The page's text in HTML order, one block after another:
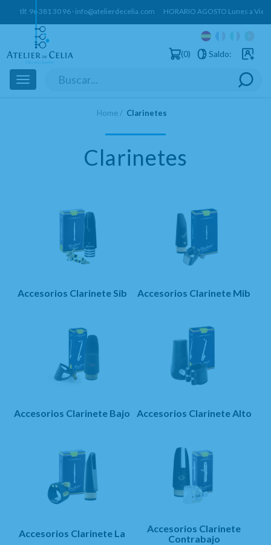
tlf. 96 381 30 96 · info@atelierdecelia.com HORARIO AGOSTO Lunes a
0 Saldo:
Toggle
navigation
Home Clarinetes
Clarinetes
Accesorios Clarinete Sib Accesorios Clarinete Mib
Accesorios Clarinete Bajo Accesorios Clarinete Alto
Accesorios Clarinete La
Accesorios Clarinete
Contrabajo